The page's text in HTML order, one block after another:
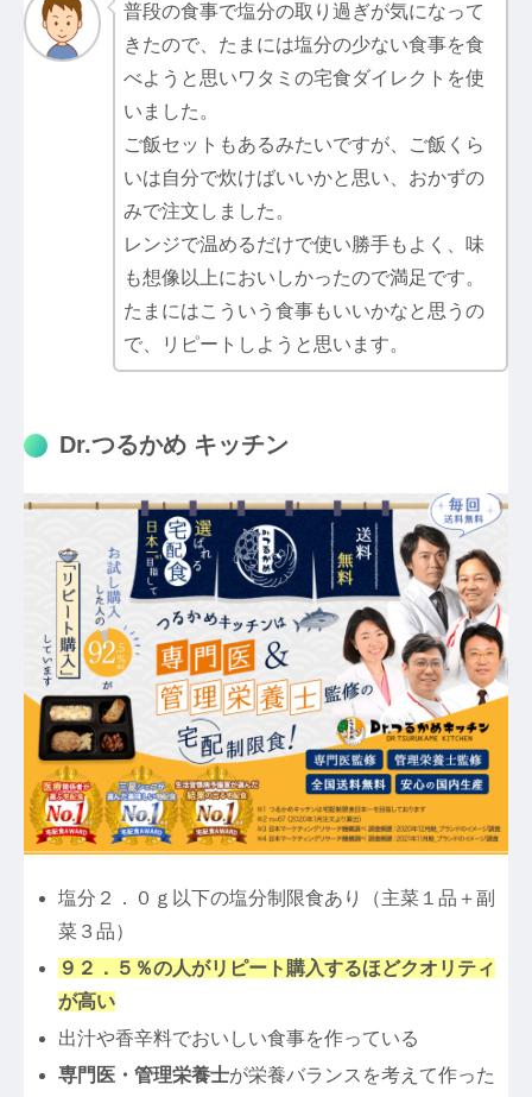
普段の食事で塩分の取り過ぎが気になって
きたので、たまには塩分の少ない食事を食
べようと思いワタミの宅食ダイレクトを使
いました。
ご飯セットもあるみたいですが、ご飯くら
いは自分で炊けばいいかと思い、おかずの
みで注文しました。
レンジで温めるだけで使い勝手もよく、味
も想像以上においしかったので満足です。
たまにはこういう食事もいいかなと思うの
で、リピートしようと思います。
Dr.つるかめ キッチン
塩分２．０ｇ以下の塩分制限食あり（主菜１品＋副
菜３品）
９２．５％の人がリピート購入するほどクオリティ
が高い
出汁や香辛料でおいしい食事を作っている
専門医・管理栄養士が栄養バランスを考えて作った